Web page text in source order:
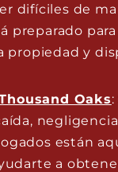
difíciles de
preparado
propiedad y
Oaks
están
a